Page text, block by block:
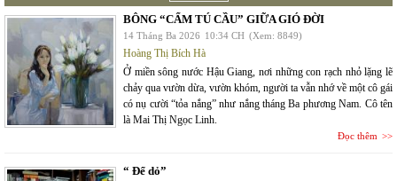
BÔNG “CẨM TÚ CẦU” GIỮA GIÓ ĐỜI
14 Tháng Ba 2026 10:34 CH (Xem: 8849)
Hoàng Thị Bích Hà
Ở miền sông nước Hậu Giang, nơi những con rạch nhỏ lặng lẽ
chảy qua vườn dừa, vườn khóm, người ta vẫn nhớ về một cô gái
có nụ cười “tỏa nắng” như nắng tháng Ba phương Nam. Cô tên
là Mai Thị Ngọc Linh.
Đọc thêm
“ Để dỏ”